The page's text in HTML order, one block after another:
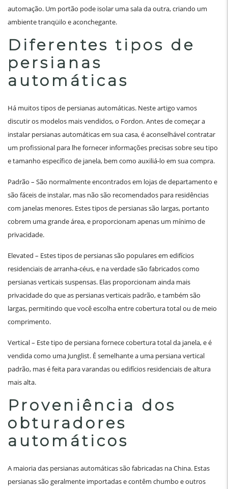
automação. Um portão pode isolar uma sala da outra, criando um
ambiente tranqüilo e aconchegante.
Diferentes tipos de
persianas
automáticas
Há muitos tipos de persianas automáticas. Neste artigo vamos
discutir os modelos mais vendidos, o Fordon. Antes de começar a
instalar persianas automáticas em sua casa, é aconselhável contratar
um profissional para lhe fornecer informações precisas sobre seu tipo
e tamanho específico de janela, bem como auxiliá-lo em sua compra.
Padrão – São normalmente encontrados em lojas de departamento e
são fáceis de instalar, mas não são recomendados para residências
com janelas menores. Estes tipos de persianas são largas, portanto
cobrem uma grande área, e proporcionam apenas um mínimo de
privacidade.
Elevated – Estes tipos de persianas são populares em edifícios
residenciais de arranha-céus, e na verdade são fabricados como
persianas verticais suspensas. Elas proporcionam ainda mais
privacidade do que as persianas verticais padrão, e também são
largas, permitindo que você escolha entre cobertura total ou de meio
comprimento.
Vertical – Este tipo de persiana fornece cobertura total da janela, e é
vendida como uma Junglist. É semelhante a uma persiana vertical
padrão, mas é feita para varandas ou edifícios residenciais de altura
mais alta.
Proveniência dos
obturadores
automáticos
A maioria das persianas automáticas são fabricadas na China. Estas
persianas são geralmente importadas e contêm chumbo e outros